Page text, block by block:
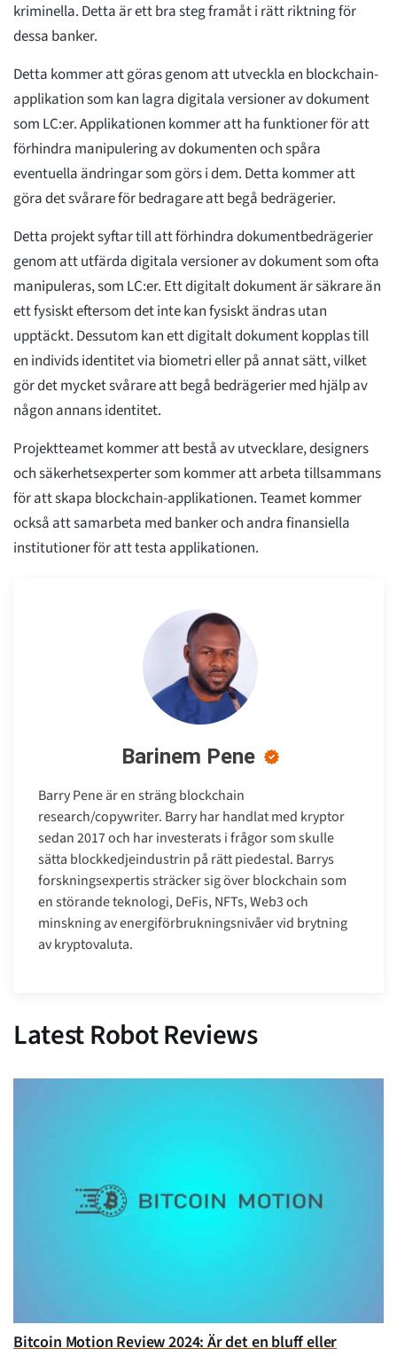
kriminella. Detta är ett bra steg framåt i rätt riktning för
dessa banker.
Detta kommer att göras genom att utveckla en blockchain-
applikation som kan lagra digitala versioner av dokument
som LC:er. Applikationen kommer att ha funktioner för att
förhindra manipulering av dokumenten och spåra
eventuella ändringar som görs i dem. Detta kommer att
göra det svårare för bedragare att begå bedrägerier.
Detta projekt syftar till att förhindra dokumentbedrägerier
genom att utfärda digitala versioner av dokument som ofta
manipuleras, som LC:er. Ett digitalt dokument är säkrare än
ett fysiskt eftersom det inte kan fysiskt ändras utan
upptäckt. Dessutom kan ett digitalt dokument kopplas till
en individs identitet via biometri eller på annat sätt, vilket
gör det mycket svårare att begå bedrägerier med hjälp av
någon annans identitet.
Projektteamet kommer att bestå av utvecklare, designers
och säkerhetsexperter som kommer att arbeta tillsammans
för att skapa blockchain-applikationen. Teamet kommer
också att samarbeta med banker och andra finansiella
institutioner för att testa applikationen.
Barinem Pene
Barry Pene är en sträng blockchain
research/copywriter. Barry har handlat med kryptor
sedan 2017 och har investerats i frågor som skulle
sätta blockkedjeindustrin på rätt piedestal. Barrys
forskningsexpertis sträcker sig över blockchain som
en störande teknologi, DeFis, NFTs, Web3 och
minskning av energiförbrukningsnivåer vid brytning
av kryptovaluta.
Latest Robot Reviews
Bitcoin Motion Review 2024: Är det en bluff eller